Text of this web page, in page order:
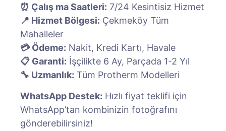
⏰ Çalış ma Saatleri: 7/24 Kesintisiz Hizmet
📍 Hizmet Bölgesi: Çekmeköy Tüm
Mahalleler
💳 Ödeme: Nakit, Kredi Kartı, Havale
📋 Garanti: İşçilikte 6 Ay, Parçada 1-2 Yıl
🔧 Uzmanlık: Tüm Protherm Modelleri
WhatsApp Destek: Hızlı fiyat teklifi için
WhatsApp’tan kombinizin fotoğrafını
gönderebilirsiniz!